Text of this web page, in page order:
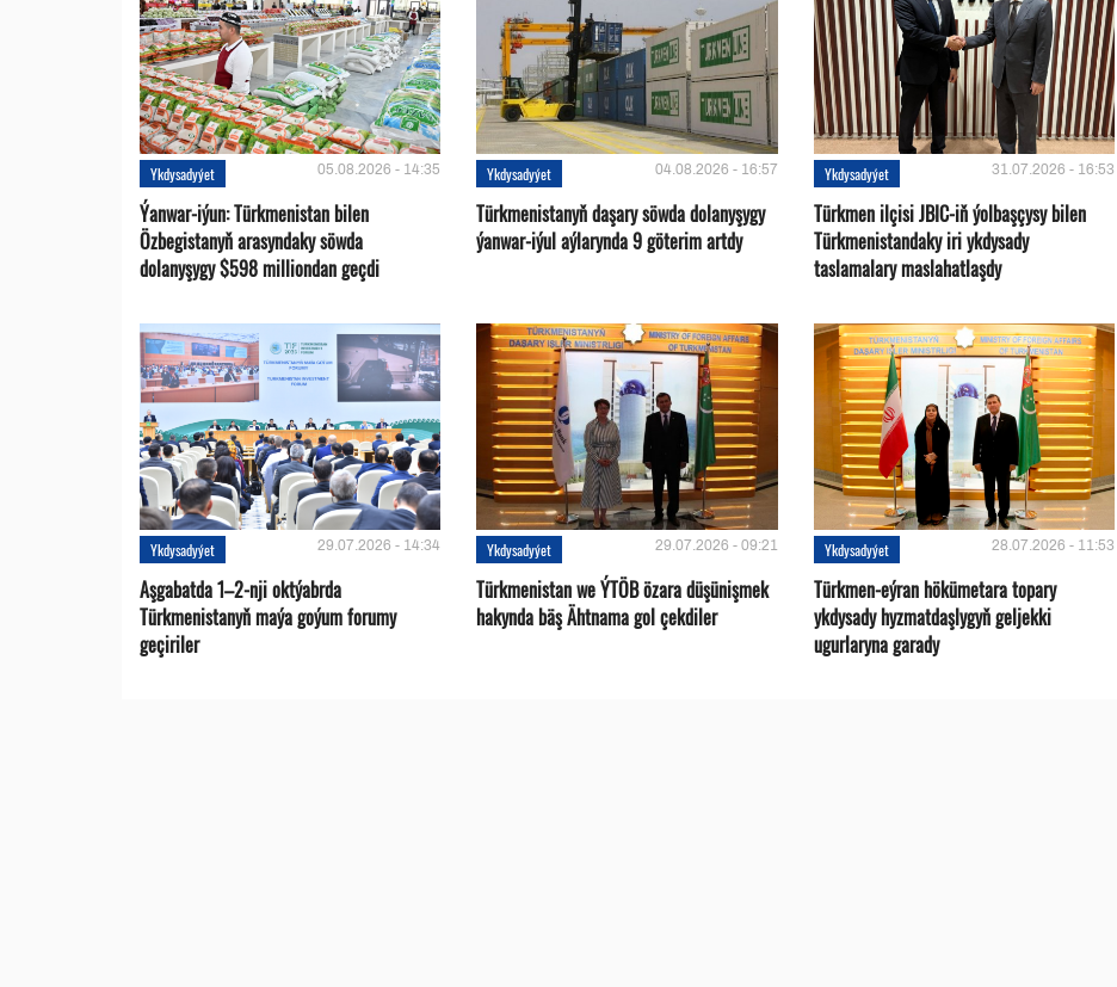
Ykdysadyýet 05.08.2026 - 14:35
Ýanwar-iýun: Türkmenistan bilen
Özbegistanyň arasyndaky söwda
dolanyşygy $598 milliondan geçdi
Ykdysadyýet 04.08.2026 - 16:57
Türkmenistanyň daşary söwda dolanyşygy
ýanwar-iýul aýlarynda 9 göterim artdy
Ykdysadyýet 31.07.2026 - 16:53
Türkmen ilçisi JBIC-iň ýolbaşçysy bilen
Türkmenistandaky iri ykdysady
taslamalary maslahatlaşdy
Ykdysadyýet 29.07.2026 - 14:34
Aşgabatda 1–2-nji oktýabrda
Türkmenistanyň maýa goýum forumy
geçiriler
Ykdysadyýet 29.07.2026 - 09:21
Türkmenistan we ÝTÖB özara düşünişmek
hakynda bäş Ähtnama gol çekdiler
Ykdysadyýet 28.07.2026 - 11:53
Türkmen-eýran hökümetara topary
ykdysady hyzmatdaşlygyň geljekki
ugurlaryna garady